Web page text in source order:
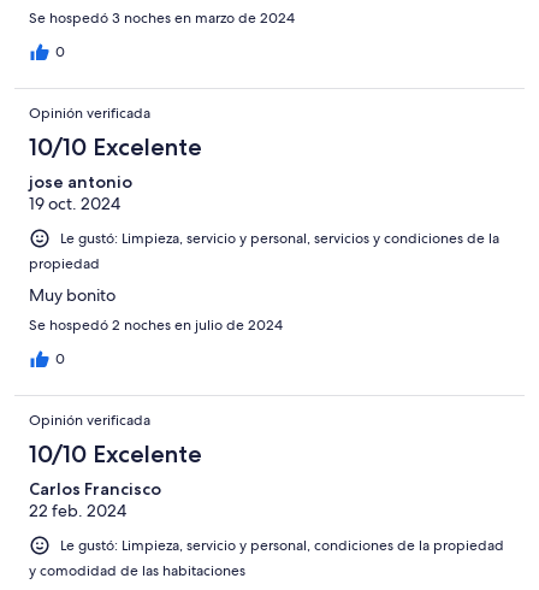
Se hospedó 3 noches en marzo de 2024
0
Opinión verificada
10/10 Excelente
jose antonio
19 oct. 2024
Le gustó: Limpieza, servicio y personal, servicios y condiciones de la
propiedad
Muy bonito
Se hospedó 2 noches en julio de 2024
0
Opinión verificada
10/10 Excelente
Carlos Francisco
22 feb. 2024
Le gustó: Limpieza, servicio y personal, condiciones de la propiedad
y comodidad de las habitaciones